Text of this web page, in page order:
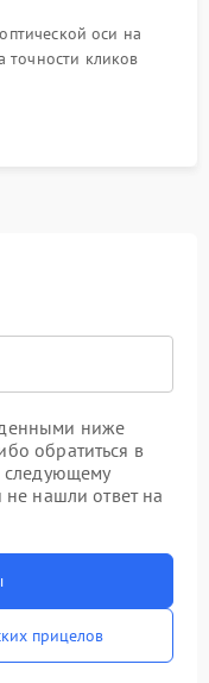
оси на
точности кликов
прицела на
к отдаче и
ниже
обратиться в
следующему
не нашли ответ на
прицелов